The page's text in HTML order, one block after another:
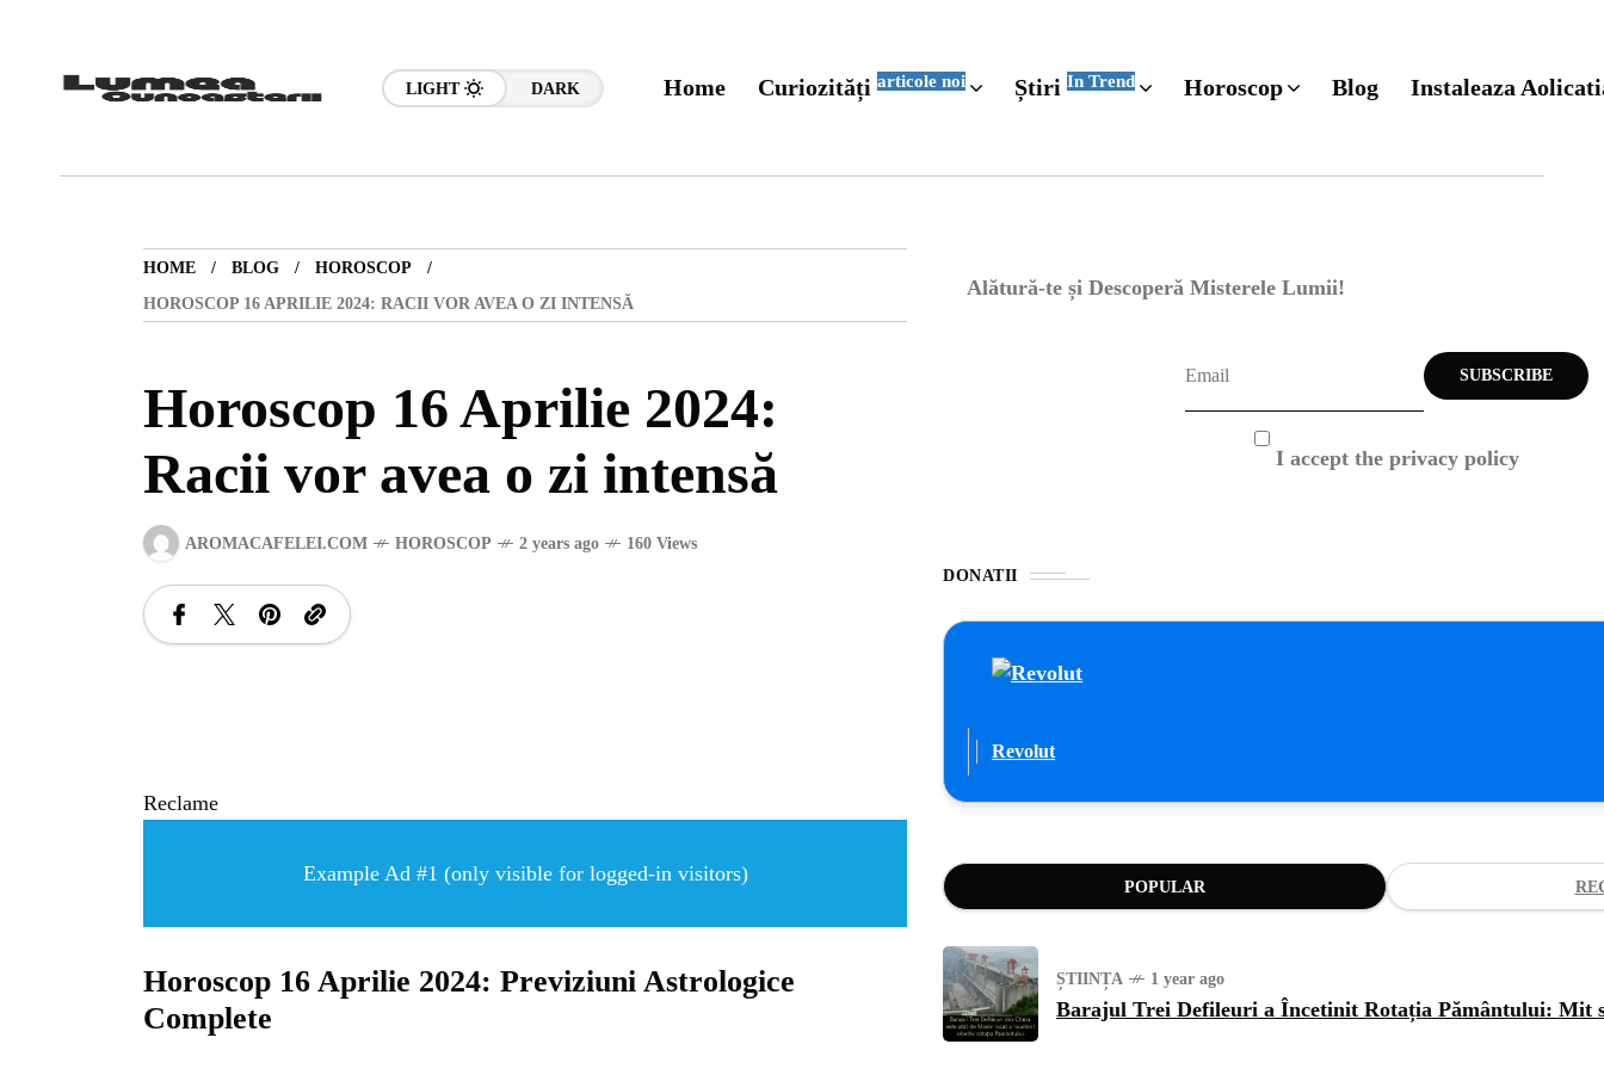
LIGHT DARK Home Curiozități articole noi Știri In Trend Horoscop Blog Instaleaza
HOME BLOG
HOROSCOP
HOROSCOP 16 APRILIE 2024: RACII VOR AVEA O ZI INTENSĂ
Horoscop 16 Aprilie 2024:
Racii vor avea o zi intensă
AROMACAFELEI.COM HOROSCOP 2 years ago 160 Views
Reclame
Example Ad #1 (only visible for logged-in visitors)
Horoscop 16 Aprilie 2024: Previziuni Astrologice
Complete
Alătură-te și Descoperă Misterele Lumii!
I accept the privacy policy
DONATII
Revolut
POPULAR
ȘTIINȚA 1 year ago
Barajul Trei Defileuri a Încetinit Rotația Pământului: Mit